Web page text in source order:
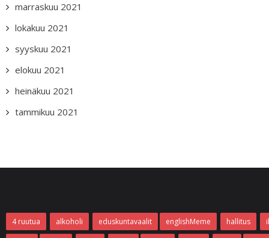
marraskuu 2021
lokakuu 2021
syyskuu 2021
elokuu 2021
heinäkuu 2021
tammikuu 2021
4 ruutua alkoholi eduskuntavaalit englishMeme hallitus